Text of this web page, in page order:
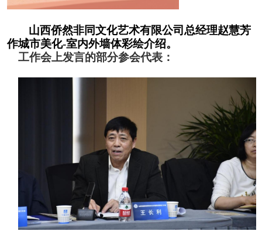
山西侨然非同文化艺术有限公司总经理赵慧芳
作城市美化-室内外墙体彩绘介绍。
工作会上发言的部分参会代表：